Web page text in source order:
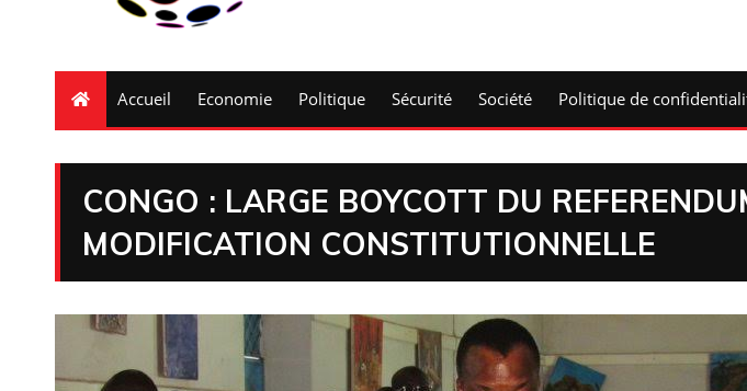
Accueil Economie Politique Sécurité Société Politique de
CONGO : LARGE BOYCOTT DU
MODIFICATION CONSTITUTIONNELLE